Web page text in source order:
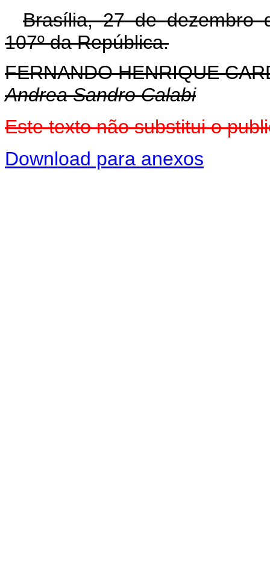
Brasília, 27 de dezembro
107º da República.
FERNANDO HENRIQUE
Andrea Sandro Calabi
Este texto não substitui o
Download para anexos